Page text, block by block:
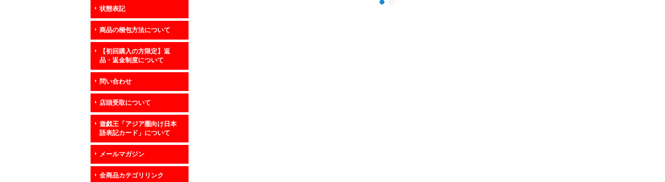
状態表記
商品の梱包方法について
【初回購入の方限定】返
品・返金制度について
問い合わせ
店頭受取について
遊戯王「アジア圏向け日本
語表記カード」について
メールマガジン
全商品カテゴリリンク